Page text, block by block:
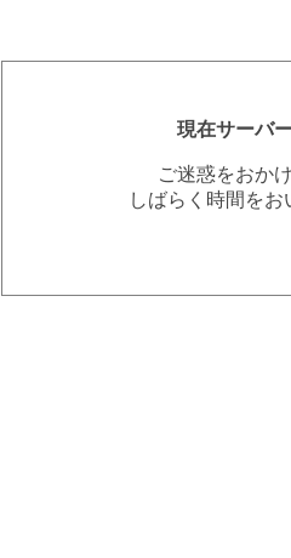
現在サーバ
ご迷惑をおか
しばらく時間を